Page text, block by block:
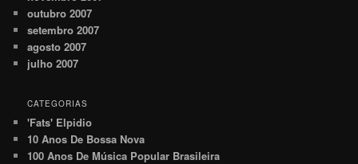
outubro 2007
setembro 2007
agosto 2007
julho 2007
CATEGORIAS
'Fats' Elpidio
10 Anos De Bossa Nova
100 Anos De Música Popular Brasileira